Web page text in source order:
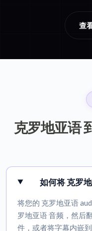
查
克罗地亚语
如何将 克罗
将您的 克罗地亚语
罗地亚语 音频，然后
件，或者将字幕内嵌到